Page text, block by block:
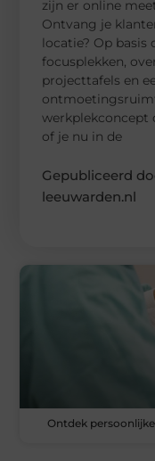
zijn er online
Ontvang je
locatie? Op basis
focusplekken,
projecttafels en
werkplekconcept
of je nu in de
Gepubliceerd
leeuwarden.nl
Ontdek